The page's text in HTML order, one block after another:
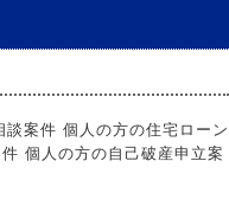
案件 個人の方の住宅ローン
個人の方の自己破産申立案